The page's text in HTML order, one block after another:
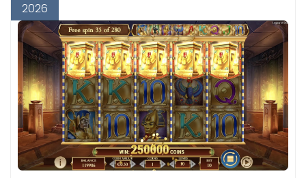
2026